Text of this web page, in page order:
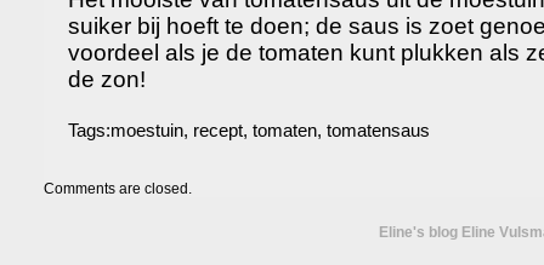
suiker bij hoeft te doen; de saus is zoet
voordeel als je de tomaten kunt plukken als
de zon!
Tags:moestuin, recept, tomaten, tomatensaus
Comments are closed.
Eline's blog Eline